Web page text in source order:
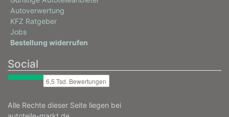
Autoverwertung
KFZ Ratgeber
Jobs
Bestellung widerrufen
Social
Alle Rechte dieser Seite liegen bei